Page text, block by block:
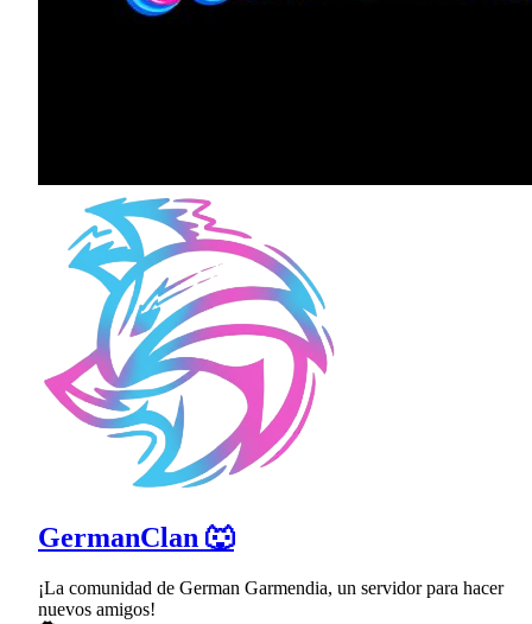
GermanClan 🐺
¡La comunidad de German Garmendia, un servidor para hacer
nuevos amigos!